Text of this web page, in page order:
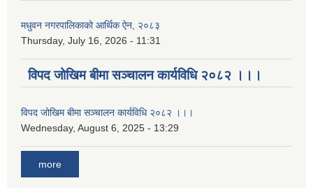
मधुवन नगरपालिकाको आर्थिक ऐन, २०८३
Thursday, July 16, 2026 - 11:31
विपद जोखिम बीमा सञ्चालन कार्यविधि २०८२ ।।।
विपद जोखिम बीमा सञ्चालन कार्यविधि २०८२ ।।।
Wednesday, August 6, 2025 - 13:29
more